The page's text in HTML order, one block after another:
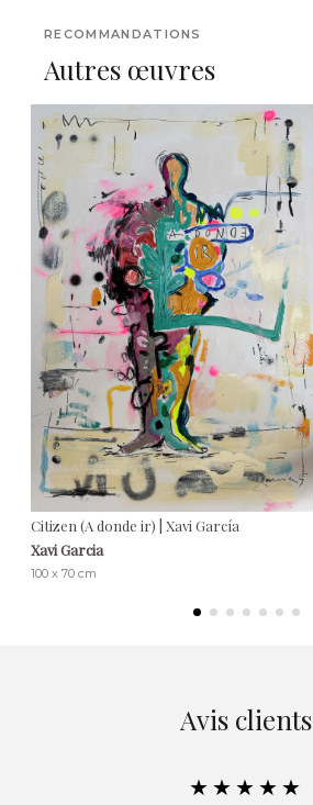
RECOMMANDATIONS
Autres œuvres
Citizen (A donde ir) | Xavi García
Xavi Garcia
100 x 70 cm
Avis clients
★★★★★